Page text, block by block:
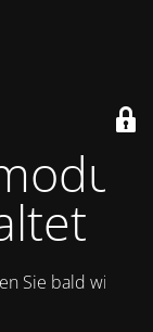
Sie bald wieder.